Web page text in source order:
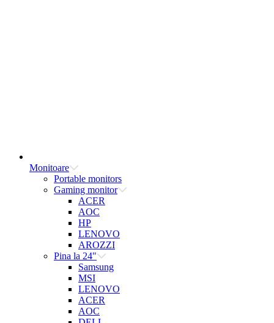
Monitoare
Portable monitors
Gaming monitor
ACER
AOC
HP
LENOVO
AROZZI
Pina la 24"
Samsung
MSI
LENOVO
ACER
AOC